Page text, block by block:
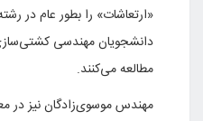
«ارتعاشات» را بطور عام در
دانشجویان مهندسی
مطالعه می‌کنند.
مهندس موسوی‌زادگان نیز در